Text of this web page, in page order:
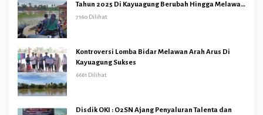
Tahun 2025 Di Kayuagung Berubah Hingga Melawan
Arus
7160 Dilihat
Kontroversi Lomba Bidar Melawan Arah Arus Di
Kayuagung Sukses
6661 Dilihat
Disdik OKI : O2SN Ajang Penyaluran Talenta dan